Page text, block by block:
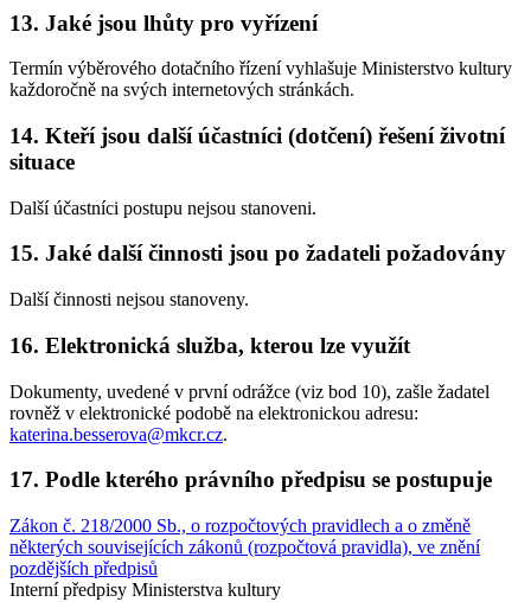
13. Jaké jsou lhůty pro vyřízení
Termín výběrového dotačního řízení vyhlašuje Ministerstvo kultury
každoročně na svých internetových stránkách.
14. Kteří jsou další účastníci (dotčení) řešení životní
situace
Další účastníci postupu nejsou stanoveni.
15. Jaké další činnosti jsou po žadateli požadovány
Další činnosti nejsou stanoveny.
16. Elektronická služba, kterou lze využít
Dokumenty, uvedené v první odrážce (viz bod 10), zašle žadatel
rovněž v elektronické podobě na elektronickou adresu:
katerina.besserova@mkcr.cz.
17. Podle kterého právního předpisu se postupuje
Zákon č. 218/2000 Sb., o rozpočtových pravidlech a o změně
některých souvisejících zákonů (rozpočtová pravidla), ve znění
pozdějších předpisů
Interní předpisy Ministerstva kultury